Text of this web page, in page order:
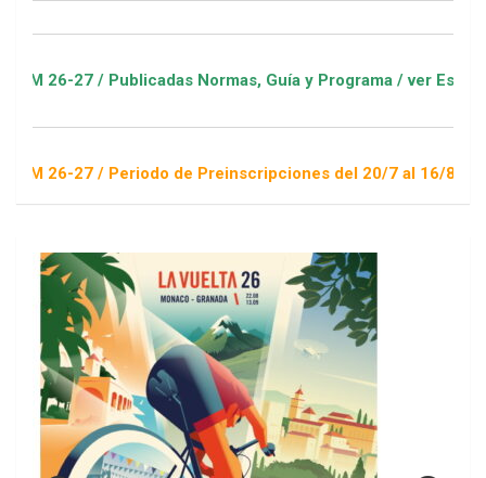
/ Publicadas Normas, Guía y Programa / ver Escuelas
/ Periodo de Preinscripciones del 20/7 al 16/8 / Sorteo 1 de